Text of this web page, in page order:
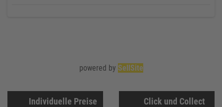
Individuelle Preise Click und Collect
powered by SellSite